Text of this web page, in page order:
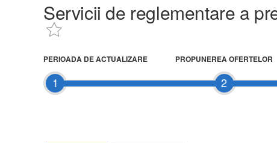
Servicii de reglementare a
1
PERIOADA DE ACTUALIZARE
2
PROPUNEREA OFERTELOR